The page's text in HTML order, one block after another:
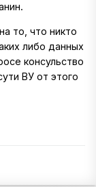
то, что никто
либо данных
консульство
ВУ от этого